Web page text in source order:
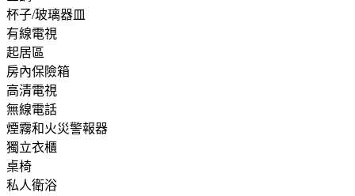
杯子/玻璃器皿
有線電視
起居區
房內保險箱
高清電視
無線電話
煙霧和火災警報器
獨立衣櫃
桌椅
私人衛浴